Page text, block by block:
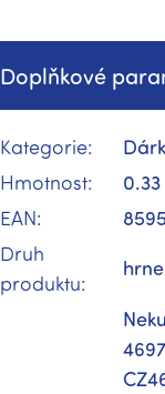
Doplňkové
Kategorie:
Hmotnost:
EAN:
Druh
produktu: